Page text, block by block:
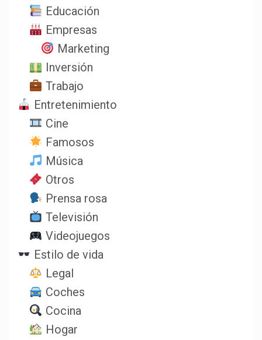
Educación
Empresas
Marketing
Inversión
Trabajo
Entretenimiento
Cine
Famosos
Música
Otros
Prensa rosa
Televisión
Videojuegos
Estilo de vida
Legal
Coches
Cocina
Hogar